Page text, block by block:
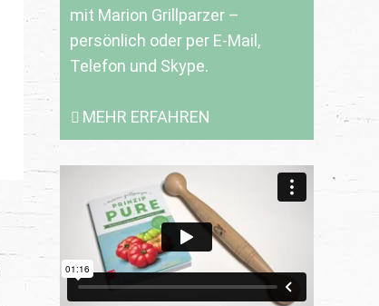
mit Marion Grillparzer –
persönlich oder per E-Mail,
Telefon und Skype.
MEHR ERFAHREN